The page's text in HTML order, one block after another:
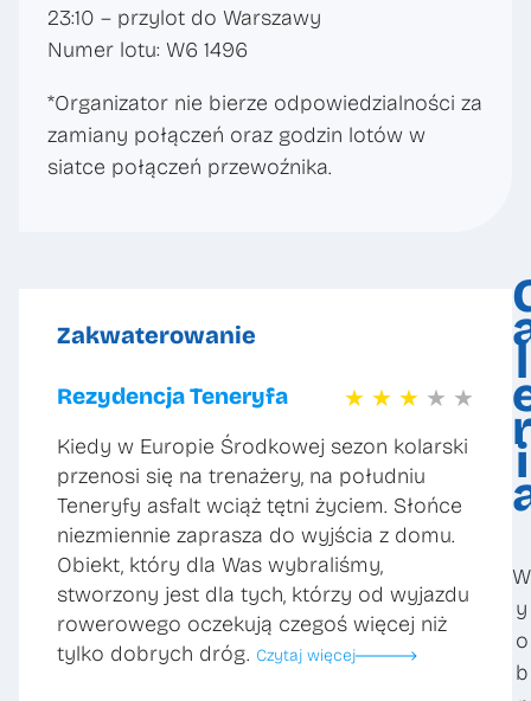
23:10 – przylot do Warszawy
Numer lotu: W6 1496
*Organizator nie bierze odpowiedzialności za
zamiany połączeń oraz godzin lotów w
siatce połączeń przewoźnika.
Zakwaterowanie
Rezydencja Teneryfa ★ ★ ★ ★ ★
Kiedy w Europie Środkowej sezon kolarski
przenosi się na trenażery, na południu
Teneryfy asfalt wciąż tętni życiem. Słońce
niezmiennie zaprasza do wyjścia z domu.
Obiekt, który dla Was wybraliśmy,
stworzony jest dla tych, którzy od wyjazdu
rowerowego oczekują czegoś więcej niż
tylko dobrych dróg. Czytaj więcej
l
i
W
y
o
b